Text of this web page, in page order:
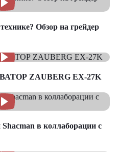
Обзор на грейдер
ZAUBERG EX-27K
в коллаборации с